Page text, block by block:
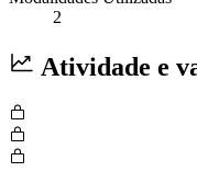
2
Atividade e